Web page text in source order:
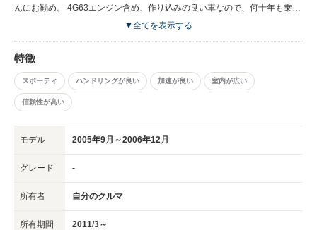
んにお勧め。 4G63エンジン含め、作り込みの良い車なので、何十年も乗り
▼全てを表示する
特徴
スポーティ ハンドリングが良い 加速が良い 室内が広い
信頼性が高い
モデル 2005年9月～2006年12月
グレード -
所有者 自分のクルマ
所有期間 2011/3～